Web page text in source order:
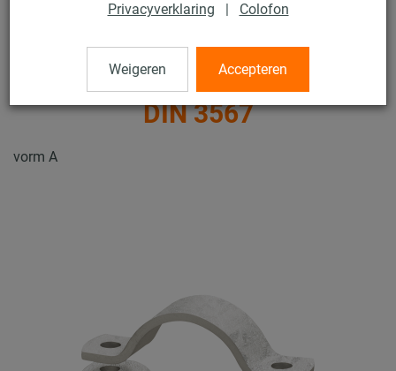
Privacyverklaring | Colofon
Weigeren Accepteren
18 / 19
Buisklemmen volgens
DIN 3567
vorm A